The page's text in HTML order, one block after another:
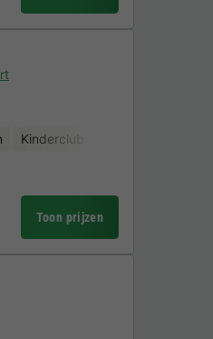
Kinderclub
Toon prijzen